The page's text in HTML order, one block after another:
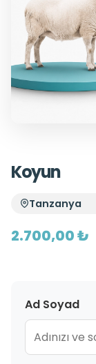
Koyun
Tanzanya
2.700,00 ₺
Ad Soyad